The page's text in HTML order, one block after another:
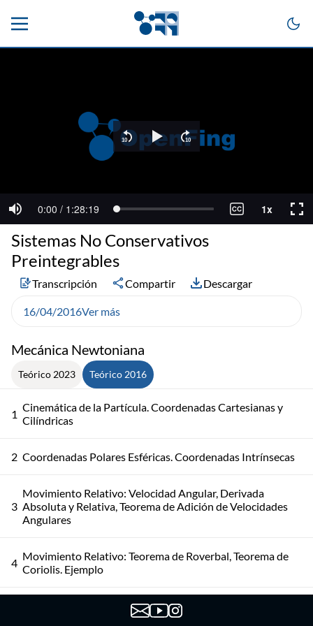
Mecánica Newtoniana
Teórico 2023 Teórico 2016
1 Cinemática de la Partícula. Coordenadas Cartesianas y
Cilíndricas
2 Coordenadas Polares Esféricas. Coordenadas Intrínsecas
3
Movimiento Relativo: Velocidad Angular, Derivada
Absoluta y Relativa, Teorema de Adición de Velocidades
Angulares
4 Movimiento Relativo: Teorema de Roverbal, Teorema de
Coriolis. Ejemplo
Leyes de Newton. Fuerza Gravitatoria, Fuerza Viscosa.
Sistemas No Conservativos
Preintegrables
Transcripción Compartir Descargar
16/04/2016Ver más